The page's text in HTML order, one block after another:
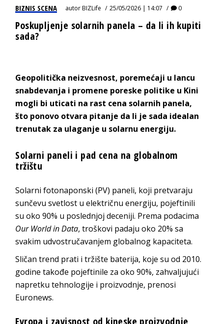
BIZNIS SCENA autorBIZLife 25/05/2026 | 14:07 0
Poskupljenje solarnih panela – da li ih kupiti
sada?
Geopolitička neizvesnost, poremećaji u lancu
snabdevanja i promene poreske politike u Kini
mogli bi uticati na rast cena solarnih panela,
što ponovo otvara pitanje da li je sada idealan
trenutak za ulaganje u solarnu energiju.
Solarni paneli i pad cena na globalnom
tržištu
Solarni fotonaponski (PV) paneli, koji pretvaraju
sunčevu svetlost u električnu energiju, pojeftinili
su oko 90% u poslednjoj deceniji. Prema podacima
Our World in Data, troškovi padaju oko 20% sa
svakim udvostručavanjem globalnog kapaciteta.
Sličan trend prati i tržište baterija, koje su od 2010.
godine takođe pojeftinile za oko 90%, zahvaljujući
napretku tehnologije i proizvodnje, prenosi
Euronews.
Evropa i zavisnost od kineske proizvodnje